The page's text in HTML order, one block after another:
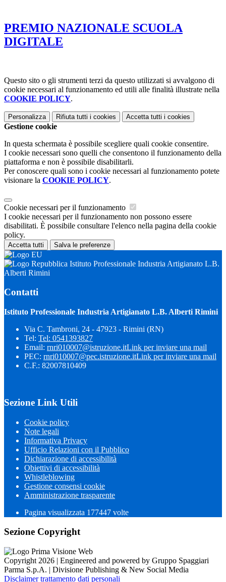
PREMIO NAZIONALE SCUOLA
DIGITALE
Questo sito o gli strumenti terzi da questo utilizzati si avvalgono di
cookie necessari al funzionamento ed utili alle finalità illustrate nella
COOKIE POLICY.
Personalizza Rifiuta tutti i cookies Accetta tutti i cookies
Gestione cookie
In questa schermata è possibile scegliere quali cookie consentire.
I cookie necessari sono quelli che consentono il funzionamento della
piattaforma e non è possibile disabilitarli.
Per conoscere quali sono i cookie necessari al funzionamento potete
visionare la COOKIE POLICY.
Cookie necessari per il funzionamento
I cookie necessari per il funzionamento non possono essere
disabilitati. È possibile consultare l'elenco nella pagina della cookie
policy.
Accetta tutti Salva le preferenze
Istituto Professionale Industria Artigianato L.B.
Alberti Rimini
Contatti
Istituto Professionale Industria Artigianato L.B. Alberti Rimini
Via C. Tambroni, 24 - 47923 - Rimini (RN)
Tel: Tel: 0541393827
Email: rnri010007@istruzione.itLink per inviare una mail
PEC: rnri010007@pec.istruzione.itLink per inviare una mail
C.F.: 82007810409
Sezione Link Utili
Cookie policy
Note legali
Informativa Privacy
Ufficio Relazioni con il Pubblico
Dichiarazione di accessibilità
Obiettivi di accessibilità
Whistleblowing
Gestione consensi cookie
Amministrazione trasparente
Pagina visualizzata 177447 volte
Sezione Copyright
Copyright 2026 | Engineered and powered by Gruppo Spaggiari
Parma S.p.A. | Divisione Publishing & New Social Media
Disclaimer trattamento dati personali